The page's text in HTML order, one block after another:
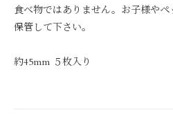
食べ物ではありません。お子様や
保管して下さい。
約45mm ５枚入り